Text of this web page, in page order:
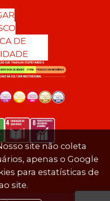
DE
site não coleta
apenas o Google
para estatísticas de
site.